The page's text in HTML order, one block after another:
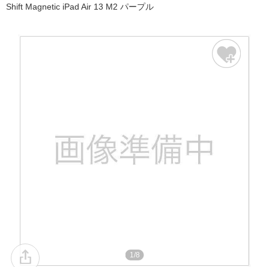
Shift Magnetic iPad Air 13 M2 パープル
1/8